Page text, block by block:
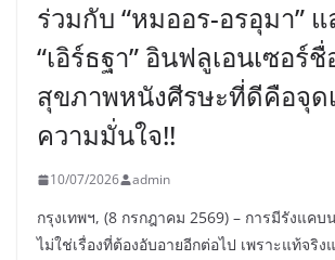
ร่วมกับ “หมออร-อรอุมา” แ
“เอิร์ธฐา” อินฟลูเอนเซอ
สุขภาพหนังศีรษะที่ดีคือจุด
ความมั่นใจ!!
10/07/2026 admin
กรุงเทพฯ, (8 กรกฎาคม 2569) – การมีรังแค
ไม่ใช่เรื่องที่ต้องอับอายอีกต่อไป เพราะแท้จริง